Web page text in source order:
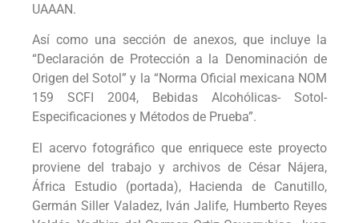
UAAAN.
Así como una sección de anexos, que incluye la
“Declaración de Protección a la Denominación de
Origen del Sotol” y la “Norma Oficial mexicana NOM
159 SCFI 2004, Bebidas Alcohólicas- Sotol-
Especificaciones y Métodos de Prueba”.
El acervo fotográfico que enriquece este proyecto
proviene del trabajo y archivos de César Nájera,
África Estudio (portada), Hacienda de Canutillo,
Germán Siller Valadez, Iván Jalife, Humberto Reyes